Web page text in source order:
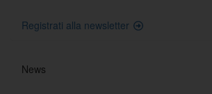
Registrati alla newsletter
News